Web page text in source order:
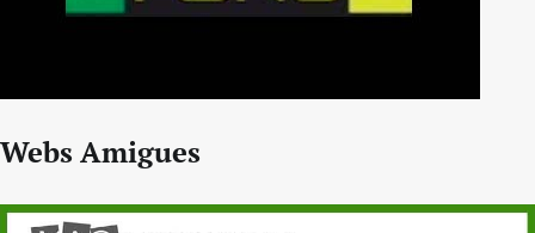
Webs Amigues